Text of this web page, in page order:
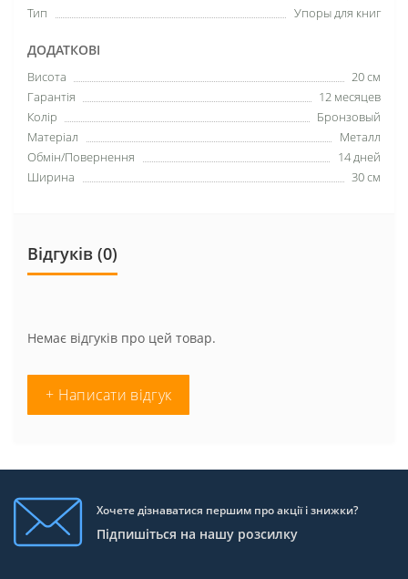
Тип
Упоры для книг
ДОДАТКОВІ
Висота
20 см
Гарантія
12 месяцев
Колір
Бронзовый
Матеріал
Металл
Обмін/Повернення
14 дней
Ширина
30 см
Відгуків (0)
Немає відгуків про цей товар.
+ Написати відгук
Хочете дізнаватися першим про акції і знижки?
Підпишіться на нашу розсилку